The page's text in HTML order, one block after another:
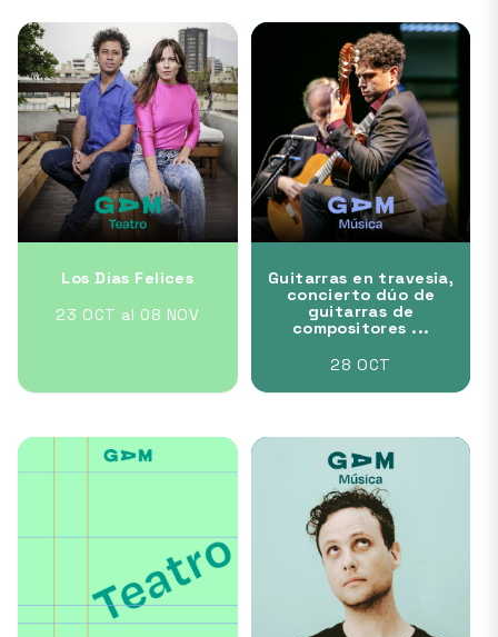
Los Días Felices
23 OCT al 08 NOV
Guitarras en travesia,
concierto dúo de
guitarras de
compositores ...
28 OCT